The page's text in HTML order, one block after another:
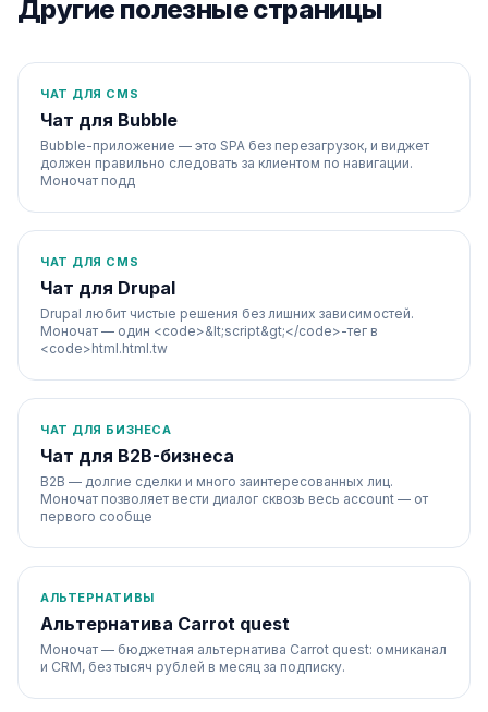
Другие полезные страницы
ЧАТ ДЛЯ CMS
Чат для Bubble
Bubble-приложение — это SPA без перезагрузок, и виджет
должен правильно следовать за клиентом по навигации.
Моночат подд
ЧАТ ДЛЯ CMS
Чат для Drupal
Drupal любит чистые решения без лишних зависимостей.
Моночат — один <code>&lt;script&gt;</code>-тег в
<code>html.html.tw
ЧАТ ДЛЯ БИЗНЕСА
Чат для B2B-бизнеса
B2B — долгие сделки и много заинтересованных лиц.
Моночат позволяет вести диалог сквозь весь account — от
первого сообще
АЛЬТЕРНАТИВЫ
Альтернатива Carrot quest
Моночат — бюджетная альтернатива Carrot quest: омниканал
и CRM, без тысяч рублей в месяц за подписку.